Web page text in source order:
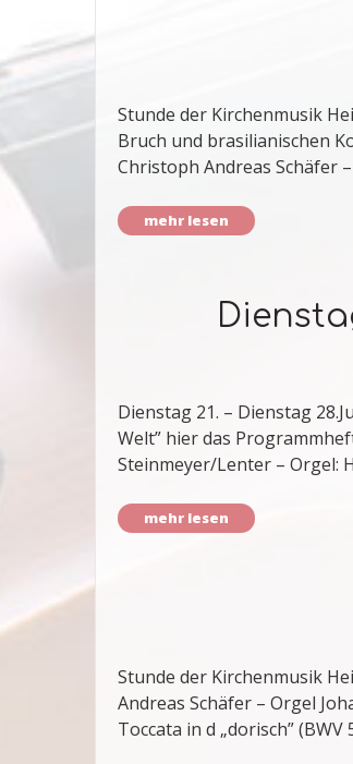
Stunde der Kirchenmusik
Bruch und brasilianischen
Christoph Andreas Schäfer
mehr lesen
Dienstag 21. – Dienstag
Welt” hier das
Steinmeyer/Lenter – Orgel:
mehr lesen
Stunde der Kirchenmusik
Andreas Schäfer – Orgel
Toccata in d „dorisch”